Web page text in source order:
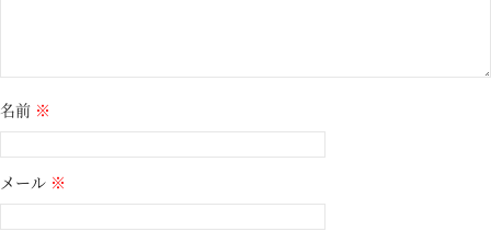
名前 ※
メール ※